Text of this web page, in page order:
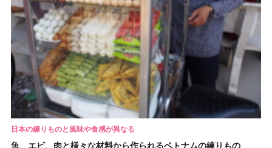
日本の練りものと風味や食感が異なる
魚、エビ、肉と様々な材料から作られるベトナムの練りもの